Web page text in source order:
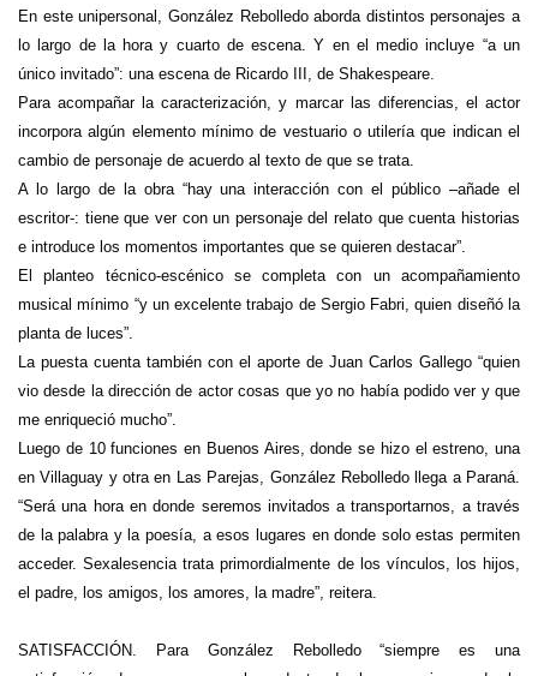
En este unipersonal, González Rebolledo aborda distintos personajes a
lo largo de la hora y cuarto de escena. Y en el medio incluye “a un
único invitado”: una escena de Ricardo III, de Shakespeare.
Para acompañar la caracterización, y marcar las diferencias, el actor
incorpora algún elemento mínimo de vestuario o utilería que indican el
cambio de personaje de acuerdo al texto de que se trata.
A lo largo de la obra “hay una interacción con el público –añade el
escritor-: tiene que ver con un personaje del relato que cuenta historias
e introduce los momentos importantes que se quieren destacar”.
El planteo técnico-escénico se completa con un acompañamiento
musical mínimo “y un excelente trabajo de Sergio Fabri, quien diseñó la
planta de luces”.
La puesta cuenta también con el aporte de Juan Carlos Gallego “quien
vio desde la dirección de actor cosas que yo no había podido ver y que
me enriqueció mucho”.
Luego de 10 funciones en Buenos Aires, donde se hizo el estreno, una
en Villaguay y otra en Las Parejas, González Rebolledo llega a Paraná.
“Será una hora en donde seremos invitados a transportarnos, a través
de la palabra y la poesía, a esos lugares en donde solo estas permiten
acceder. Sexalesencia trata primordialmente de los vínculos, los hijos,
el padre, los amigos, los amores, la madre”, reitera.
SATISFACCIÓN. Para González Rebolledo “siempre es una